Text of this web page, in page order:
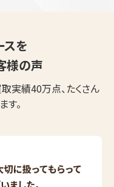
スを
様の声
実績40万点、たくさん
。